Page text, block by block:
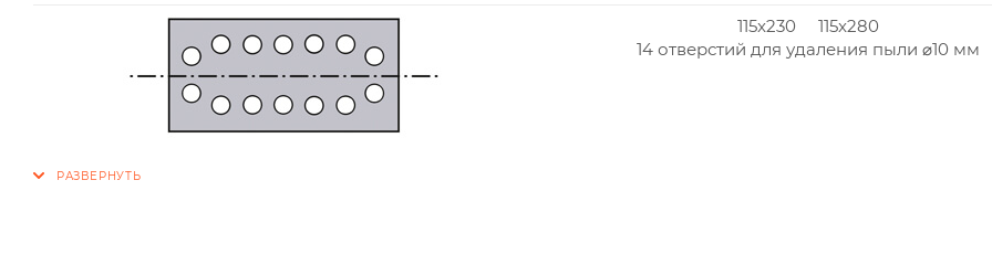
115x230 115x280
14 отверстий для удаления пыли ⌀10 мм